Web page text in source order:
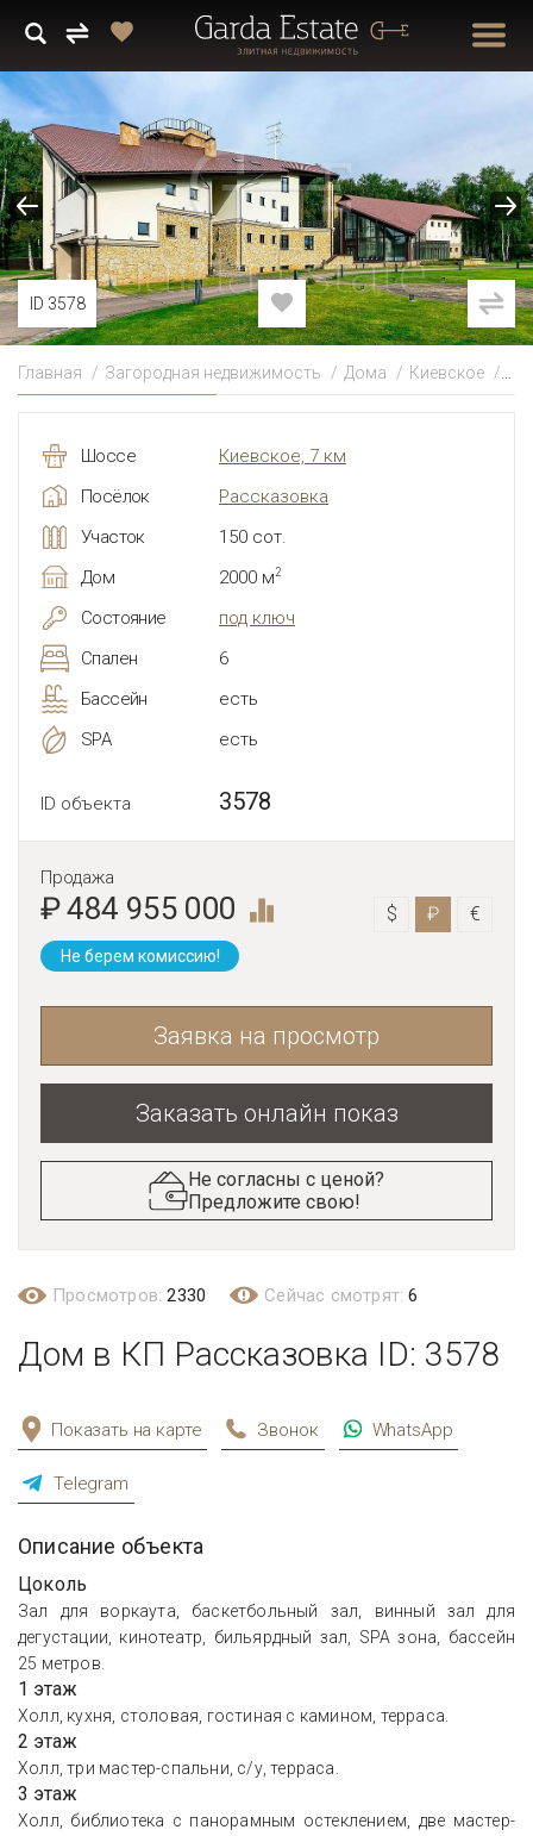
ID 3578
Главная Загородная недвижимость Дома Киевское
Шоссе
Киевское, 7 км
Посёлок
Рассказовка
Участок
150 сот.
Дом
2000 м2
Состояние
под ключ
Спален
6
Бассейн
есть
SPA
есть
ID объекта 3578
Продажа
₽ 484 955 000 $ ₽ €
Не берем комиссию!
Заявка на просмотр
Заказать онлайн показ
Не согласны с ценой?
Предложите свою!
Просмотров:2330 Сейчас смотрят:6
Дом в КП Рассказовка ID: 3578
Показать на карте Звонок WhatsApp
Telegram
Описание объекта
Цоколь
Зал для воркаута, баскетбольный зал, винный зал для
дегустации, кинотеатр, бильярдный зал, SPA зона, бассейн
25 метров.
1 этаж
Холл, кухня, столовая, гостиная с камином, терраса.
2 этаж
Холл, три мастер-спальни, с/у, терраса.
3 этаж
Холл, библиотека с панорамным остеклением, две мастер-